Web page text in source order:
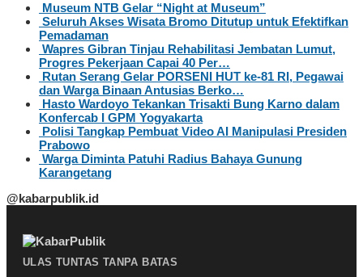
Museum NTB Gelar “Night at Museum”
Seluruh Akses Wisata Bromo Ditutup untuk Efektifkan
Pemadaman
Wapres Gibran Tinjau Rehabilitasi Jembatan Lumut,
Progres Pekerjaan Capai 40 Per…
Rutan Serang Gelar PORSENI HUT ke-81 RI, Pegawai
dan Warga Binaan Antusias Berko…
Hasto Wardoyo Tekankan Trisakti Bung Karno dalam
Konfercab I GPM Yogyakarta
Polisi Tangkap Pembuat Video AI Manipulasi Presiden
Prabowo
Warga Diminta Patuhi Radius Bahaya Gunung
Karangetang
@kabarpublik.id
ULAS TUNTAS TANPA BATAS